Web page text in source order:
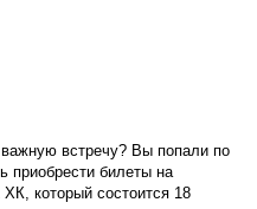
встречу? Вы попали по
приобрести билеты на
который состоится 18